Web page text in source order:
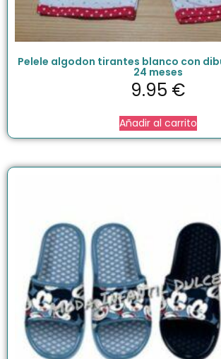
Pelele algodon tirantes blanco con
24 meses
9.95 €
Añadir al carrito